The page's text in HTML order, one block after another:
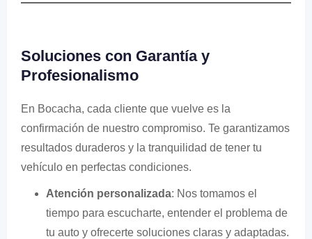
Soluciones con Garantía y
Profesionalismo
En Bocacha, cada cliente que vuelve es la
confirmación de nuestro compromiso. Te garantizamos
resultados duraderos y la tranquilidad de tener tu
vehículo en perfectas condiciones.
Atención personalizada: Nos tomamos el
tiempo para escucharte, entender el problema de
tu auto y ofrecerte soluciones claras y adaptadas.